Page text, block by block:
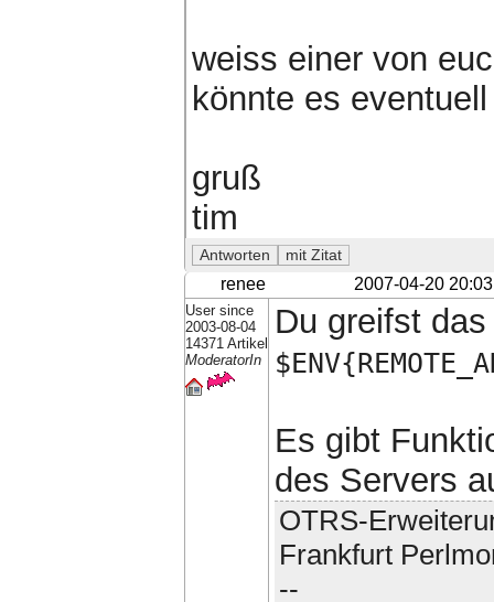
weiss einer von
könnte es
gruß
tim
renee 2007-04-20 20:03
User since
2003-08-04
14371 Artikel
ModeratorIn
Du greifst
Es gibt
des Servers
OTRS-
Frankfurt
--